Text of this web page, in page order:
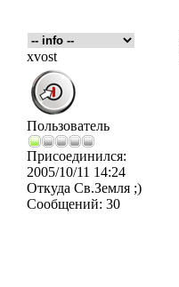
xvost
Пользователь
Присоединился:
2005/10/11 14:24
Откуда Св.Земля ;)
Сообщений: 30